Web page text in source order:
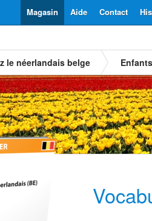
Contact
Aide
Magasin
le néerlandais belge Enfants